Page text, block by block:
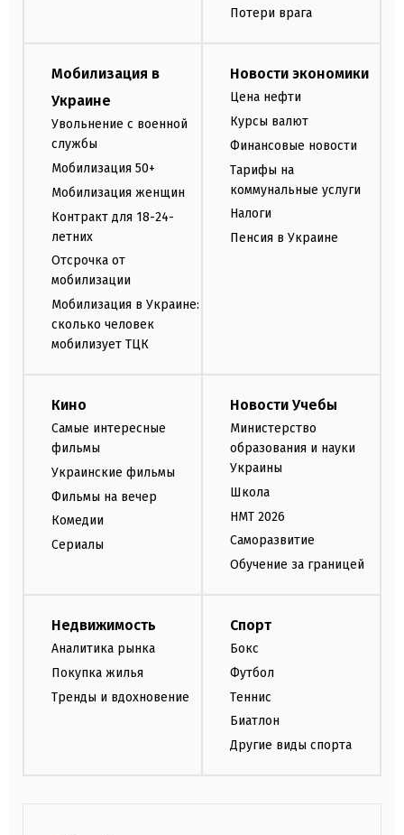
Потери врага
Мобилизация в
Украине
Увольнение с военной
службы
Мобилизация 50+
Мобилизация женщин
Контракт для 18-24-
летних
Отсрочка от
мобилизации
Мобилизация в Украине:
сколько человек
мобилизует ТЦК
Новости экономики
Цена нефти
Курсы валют
Финансовые новости
Тарифы на
коммунальные услуги
Налоги
Пенсия в Украине
Кино
Самые интересные
фильмы
Украинские фильмы
Фильмы на вечер
Комедии
Сериалы
Новости Учебы
Министерство
образования и науки
Украины
Школа
НМТ 2026
Саморазвитие
Обучение за границей
Недвижимость
Аналитика рынка
Покупка жилья
Тренды и вдохновение
Спорт
Бокс
Футбол
Теннис
Биатлон
Другие виды спорта